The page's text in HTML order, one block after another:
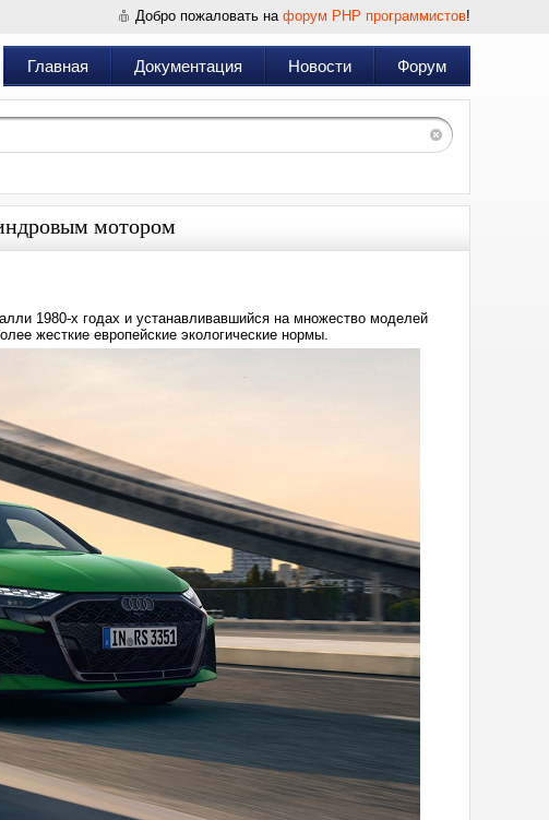
Добро пожаловать на форум PHP программистов!
Главная Документация Новости Форум
мотором
1980-х годах и устанавливавшийся на множество моделей
жесткие европейские экологические нормы.